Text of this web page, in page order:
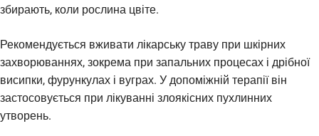
збирають, коли рослина цвіте.
Рекомендується вживати лікарську траву при шкірних
захворюваннях, зокрема при запальних процесах і дрібної
висипки, фурункулах і вуграх. У допоміжній терапії він
застосовується при лікуванні злоякісних пухлинних
утворень.